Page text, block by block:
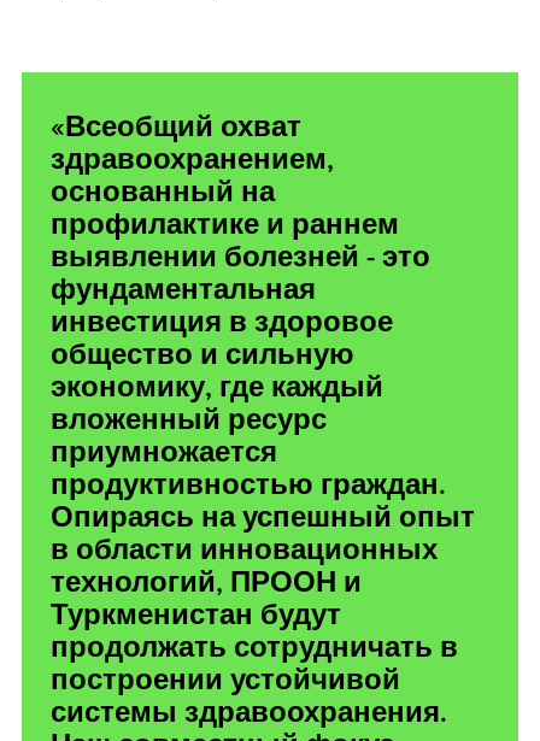
«Всеобщий охват
здравоохранением,
основанный на
профилактике и раннем
выявлении болезней - это
фундаментальная
инвестиция в здоровое
общество и сильную
экономику, где каждый
вложенный ресурс
приумножается
продуктивностью граждан.
Опираясь на успешный опыт
в области инновационных
технологий, ПРООН и
Туркменистан будут
продолжать сотрудничать в
построении устойчивой
системы здравоохранения.